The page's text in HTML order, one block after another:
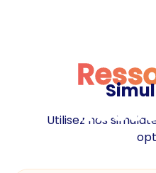
Utilisez nos